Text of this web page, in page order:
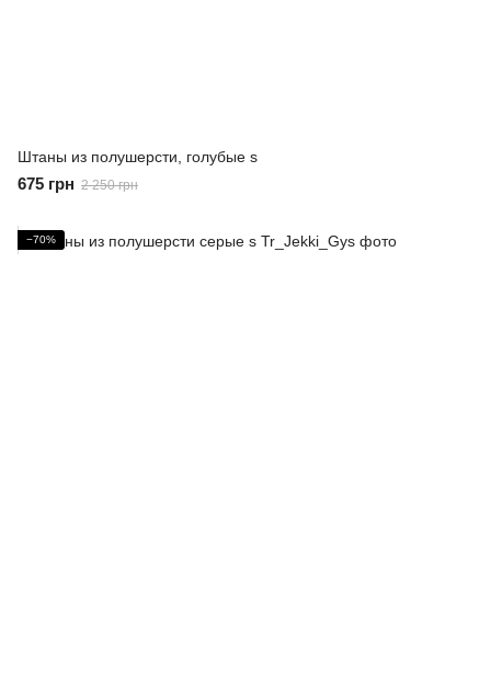
Штаны из полушерсти, голубые s
675 грн 2 250 грн
−70%